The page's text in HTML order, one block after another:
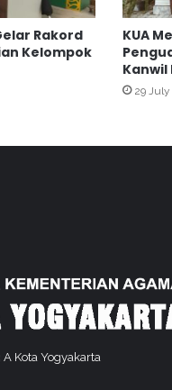
Rakord
Kelompok
KUA
Kanwil
29
Kota Yogyakarta